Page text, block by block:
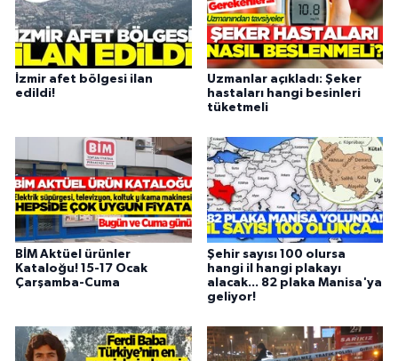
İzmir afet bölgesi ilan
edildi!
Uzmanlar açıkladı: Şeker
hastaları hangi besinleri
tüketmeli
BİM Aktüel ürünler
Kataloğu! 15-17 Ocak
Çarşamba-Cuma
Şehir sayısı 100 olursa
hangi il hangi plakayı
alacak... 82 plaka Manisa'ya
geliyor!